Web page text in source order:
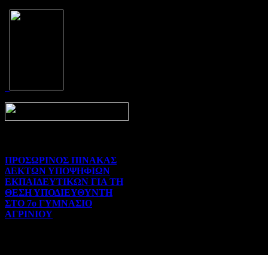
ΠΡΟΣΩΡΙΝΟΣ ΠΙΝΑΚΑΣ
ΔΕΚΤΩΝ ΥΠΟΨΗΦΙΩΝ
ΕΚΠΑΙΔΕΥΤΙΚΩΝ ΓΙΑ ΤΗ
ΘΕΣΗ ΥΠΟΔΙΕΥΘΥΝΤΗ
ΣΤΟ 7ο ΓΥΜΝΑΣΙΟ
ΑΓΡΙΝΙΟΥ